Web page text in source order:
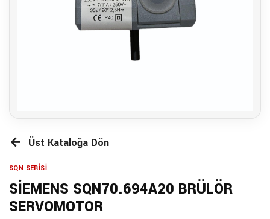
Üst Kataloğa Dön
SQN SERİSİ
SİEMENS SQN70.694A20 BRÜLÖR
SERVOMOTOR